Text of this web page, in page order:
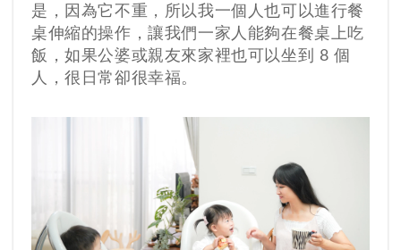
是，因為它不重，所以我一個人也可以進行餐
桌伸縮的操作，讓我們一家人能夠在餐桌上吃
飯，如果公婆或親友來家裡也可以坐到 8 個
人，很日常卻很幸福。